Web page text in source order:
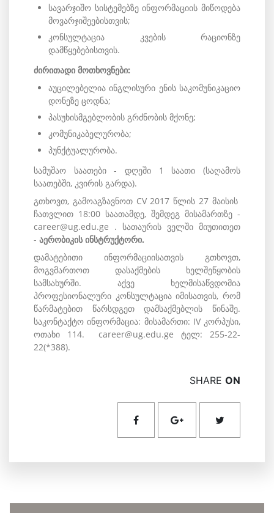
სავარჯიშო სისტემებზე ინფორმაციის მიწოდება
მოვარჯიშეებისთვის;
კონსულტაცია კვების რაციონზე
დამწყებებისთვის.
ძირითადი მოთხოვნები:
აუცილებელია ინგლისური ენის საკომუნიკაციო
დონეზე ცოდნა;
პასუხისმგებლობის გრძნობის მქონე;
კომუნიკაბელურობა;
პუნქტუალურობა.
სამუშაო საათები - დღეში 1 საათი (საღამოს
საათებში, კვირის გარდა).
გთხოვთ, გამოაგზავნოთ CV 2017 წლის 27 მაისის
ჩათვლით 18:00 საათამდე, შემდეგ მისამართზე -
career@ug.edu.ge . სათაურის ველში მიუთითეთ
- აერობიკის ინსტრუქტორი.
დამატებითი ინფორმაციისათვის გთხოვთ,
მოგვმართოთ დასაქმების ხელშეწყობის
სამსახურში. აქვე ხელმისაწვდომია
პროფესიონალური კონსულტაცია იმისათვის, რომ
წარმატებით წარსდგეთ დამსაქმებლის წინაშე.
საკონტაქტო ინფორმაცია: მისამართი: IV კორპუსი,
ოთახი 114. career@ug.edu.ge ტელ: 255-22-
22(*388).
SHARE ON